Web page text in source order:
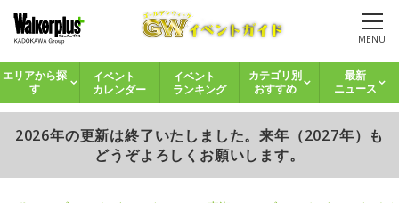
MENU
エリアから探
す
イベント
カレンダー
イベント
ランキング
カテゴリ別
おすすめ
最新
ニュース
2026年の更新は終了いたしました。来年（2027年）も
どうぞよろしくお願いします。